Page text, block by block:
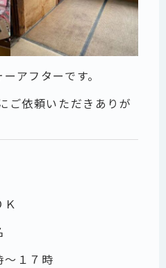
アフターです。
ご依頼いただきありが
７時